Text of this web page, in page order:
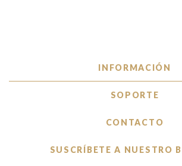
INFORMACIÓN
SOPORTE
CONTACTO
SUSCRÍBETE A NUESTRO